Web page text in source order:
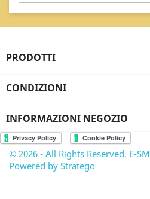
PRODOTTI
CONDIZIONI
INFORMAZIONI NEGOZIO
© 2026 - All Rights Reserved. E-
Powered by Stratego